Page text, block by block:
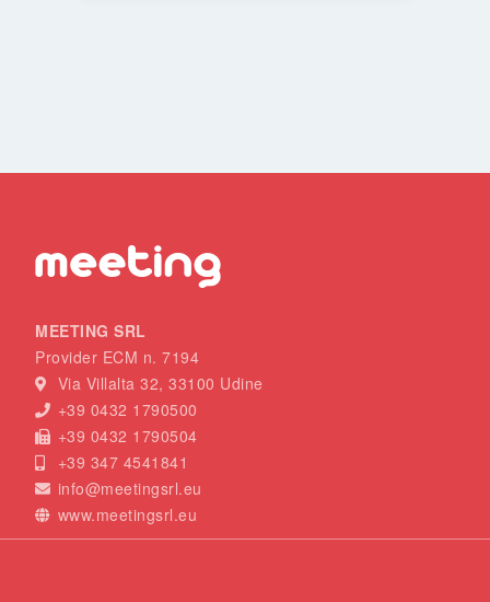
MEETING SRL
Provider ECM n. 7194
Via Villalta 32, 33100 Udine
+39 0432 1790500
+39 0432 1790504
+39 347 4541841
info@meetingsrl.eu
www.meetingsrl.eu